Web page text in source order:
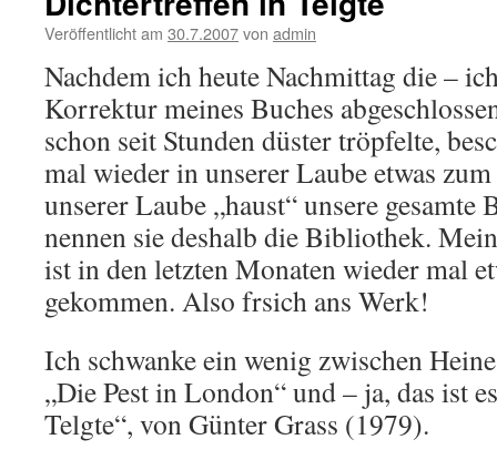
Veröffentlicht am 30.7.2007von admin
Nachdem ich heute Nachmittag die –
Korrektur meines Buches
schon seit Stunden düster tröpfelte,
mal wieder in unserer Laube etwas
unserer Laube „haust“ unsere
nennen sie deshalb die Bibliothek.
ist in den letzten Monaten wieder mal
gekommen. Also frsich ans Werk!
Ich schwanke ein wenig zwischen
„Die Pest in London“ und – ja, das ist
Telgte“, von Günter Grass (1979).